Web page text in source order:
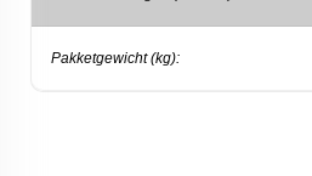
Pakketgewicht (kg):